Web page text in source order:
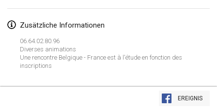
Liste anzeigen
Zusätzliche Informationen
06.64.02.80.96
Diverses animations
Une rencontre Belgique - France est à l'étude en fonction des
inscriptions
EREIGNIS
2. Feb. 2024|Vereinigte Staaten
SM HalliMölkky - Finnish Championship
3. Feb. 2024|Finnland